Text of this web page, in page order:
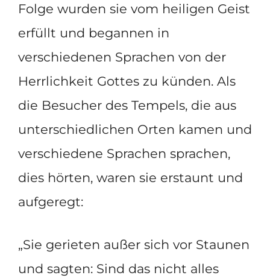
Folge wurden sie vom heiligen Geist
erfüllt und begannen in
verschiedenen Sprachen von der
Herrlichkeit Gottes zu künden. Als
die Besucher des Tempels, die aus
unterschiedlichen Orten kamen und
verschiedene Sprachen sprachen,
dies hörten, waren sie erstaunt und
aufgeregt:
„Sie gerieten außer sich vor Staunen
und sagten: Sind das nicht alles